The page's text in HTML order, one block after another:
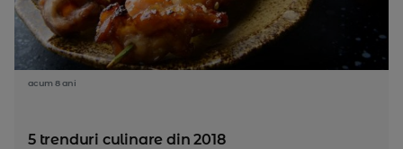
acum 8 ani
5 trenduri culinare din 2018